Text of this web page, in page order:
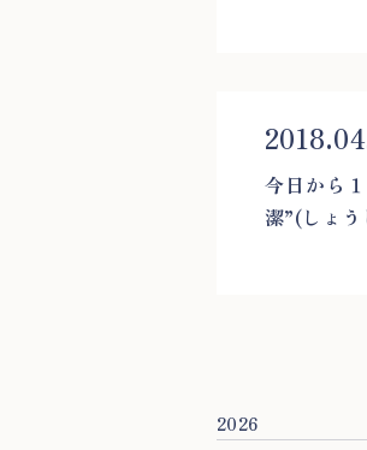
今日から
潔”(しょ
2026